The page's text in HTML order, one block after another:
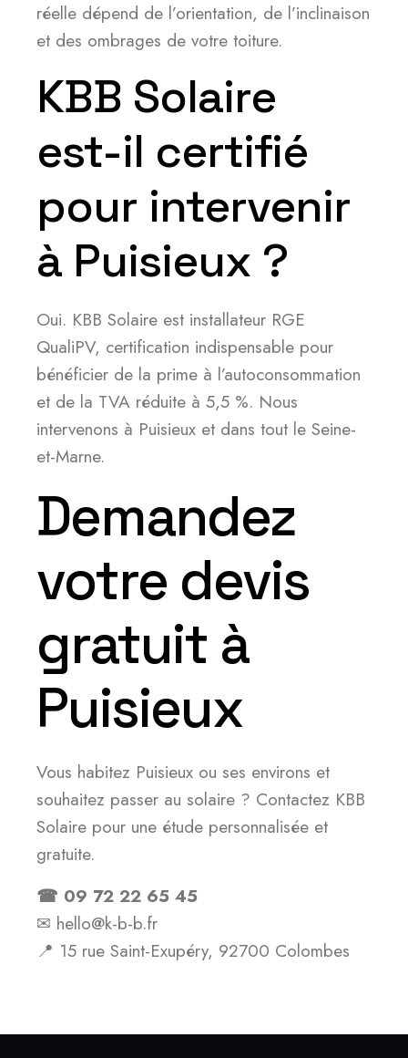
réelle dépend de l’orientation, de l’inclinaison
et des ombrages de votre toiture.
KBB Solaire
est-il certifié
pour intervenir
à Puisieux ?
Oui. KBB Solaire est installateur RGE
QualiPV, certification indispensable pour
bénéficier de la prime à l’autoconsommation
et de la TVA réduite à 5,5 %. Nous
intervenons à Puisieux et dans tout le Seine-
et-Marne.
Demandez
votre devis
gratuit à
Puisieux
Vous habitez Puisieux ou ses environs et
souhaitez passer au solaire ? Contactez KBB
Solaire pour une étude personnalisée et
gratuite.
☎ 09 72 22 65 45
✉ hello@k-b-b.fr
📍 15 rue Saint-Exupéry, 92700 Colombes